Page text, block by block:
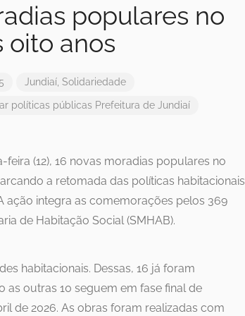
populares no
oito anos
Jundiaí Solidariedade
políticas públicas Prefeitura de Jundiaí
(12), 16 novas moradias populares no
a retomada das políticas habitacionais
ação integra as comemorações pelos 369
de Habitação Social (SMHAB).
habitacionais. Dessas, 16 já foram
as outras 10 seguem em fase final de
de 2026. As obras foram realizadas com